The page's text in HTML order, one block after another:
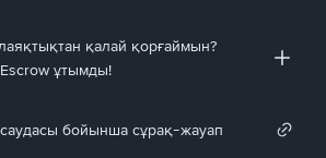
қалай қорғаймын?
ұтымды!
бойынша сұрақ-жауап